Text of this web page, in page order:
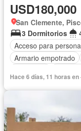
USD180,000
San Clemente,
3 Dormitorios
Acceso para
Armario empotrado
Piscina
Seguridad
Hace 6 días, 11 horas